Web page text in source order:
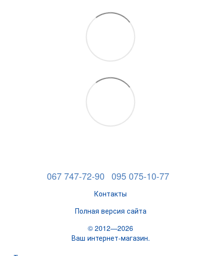
067 747-72-90 095 075-10-77
Контакты
Полная версия сайта
© 2012—2026
Ваш интернет-магазин.